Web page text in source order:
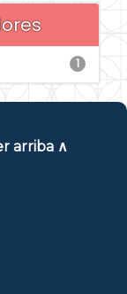
1
arriba ∧